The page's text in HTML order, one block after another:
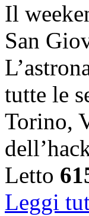
Il
San
tutte le
Torino,
Letto
Leggi